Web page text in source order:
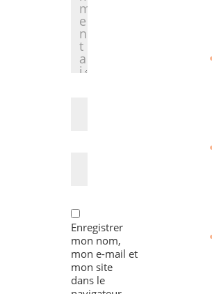
Enregistrer
mon nom,
mon e-mail et
mon site
dans le